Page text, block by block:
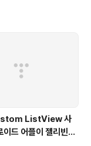
ListView 사
이드 어플이 젤리빈에